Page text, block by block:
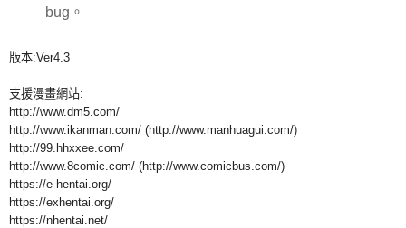
bug。
版本:Ver4.3
支援漫畫網站:
http://www.dm5.com/
http://www.ikanman.com/ (http://www.manhuagui.com/)
http://99.hhxxee.com/
http://www.8comic.com/ (http://www.comicbus.com/)
https://e-hentai.org/
https://exhentai.org/
https://nhentai.net/